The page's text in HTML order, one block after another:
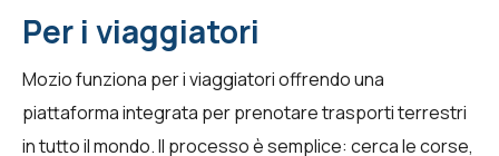
Per i viaggiatori
Mozio funziona per i viaggiatori offrendo una
piattaforma integrata per prenotare trasporti terrestri
in tutto il mondo. Il processo è semplice: cerca le corse,